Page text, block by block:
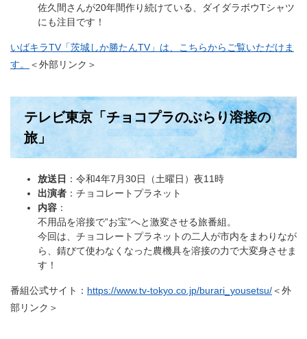
佐久間さんが20年間作り続けている、ダイダラボウTシャツ
にも注目です！
いばキラTV「茨城しか勝たんTV」は、こちらからご覧いただけま
す。
＜外部リンク＞
テレビ東京「チョコプラのぶらり溶接の
旅」
放送日 ：令和4年7月30日（土曜日）夜11時
出演者 ：チョコレートプラネット
内容 ：
不用品を溶接で”お宝”へと激変させる旅番組。
今回は、チョコレートプラネットの二人が市内をまわりなが
ら、錆びて使わなくなった農機具を溶接の力で大変身させま
す！
番組公式サイト： https://www.tv-tokyo.co.jp/burari_yousetsu/＜外
部リンク＞